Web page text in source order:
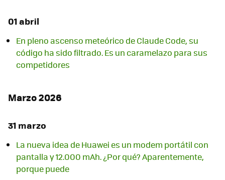
01 abril
En pleno ascenso meteórico de Claude Code, su
código ha sido filtrado. Es un caramelazo para sus
competidores
Marzo 2026
31 marzo
La nueva idea de Huawei es un modem portátil con
pantalla y 12.000 mAh. ¿Por qué? Aparentemente,
porque puede